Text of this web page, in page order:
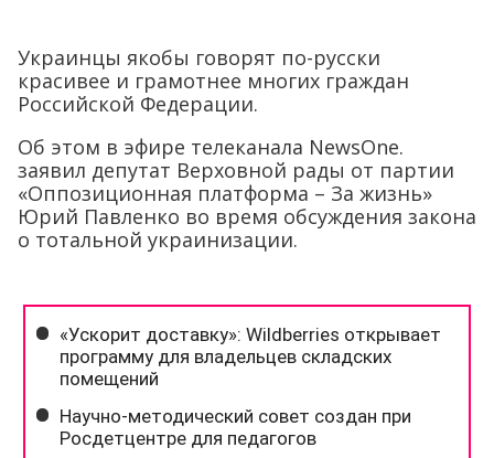
Украинцы якобы говорят по-русски
красивее и грамотнее многих граждан
Российской Федерации.
Об этом в эфире телеканала NewsOne.
заявил депутат Верховной рады от партии
«Оппозиционная платформа – За жизнь»
Юрий Павленко во время обсуждения закона
о тотальной украинизации.